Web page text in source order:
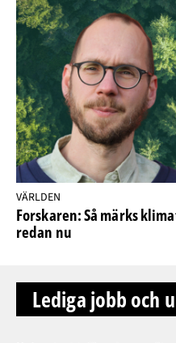
VÄRLDEN
Forskaren: Så märks
redan nu
Lediga jobb och